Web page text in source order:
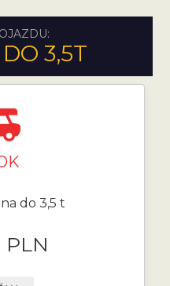
3,5T
do 3,5 t
PLN